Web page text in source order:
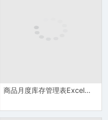
商品月度库存管理表Excel模板